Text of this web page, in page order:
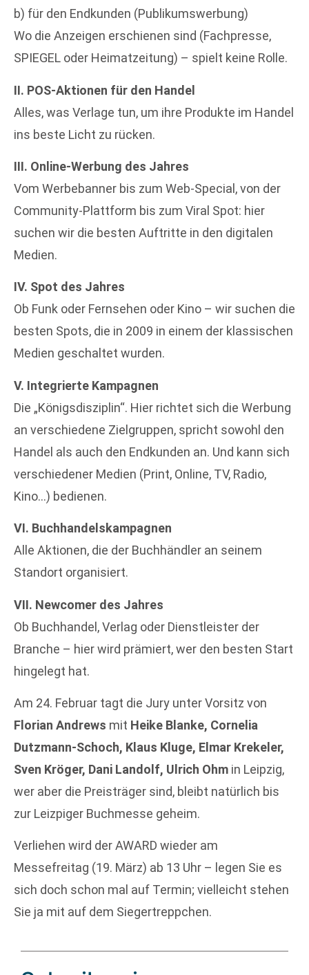
b) für den Endkunden (Publikumswerbung)
Wo die Anzeigen erschienen sind (Fachpresse,
SPIEGEL oder Heimatzeitung) – spielt keine Rolle.
II. POS-Aktionen für den Handel
Alles, was Verlage tun, um ihre Produkte im Handel
ins beste Licht zu rücken.
III. Online-Werbung des Jahres
Vom Werbebanner bis zum Web-Special, von der
Community-Plattform bis zum Viral Spot: hier
suchen wir die besten Auftritte in den digitalen
Medien.
IV. Spot des Jahres
Ob Funk oder Fernsehen oder Kino – wir suchen die
besten Spots, die in 2009 in einem der klassischen
Medien geschaltet wurden.
V. Integrierte Kampagnen
Die „Königsdisziplin“. Hier richtet sich die Werbung
an verschiedene Zielgruppen, spricht sowohl den
Handel als auch den Endkunden an. Und kann sich
verschiedener Medien (Print, Online, TV, Radio,
Kino…) bedienen.
VI. Buchhandelskampagnen
Alle Aktionen, die der Buchhändler an seinem
Standort organisiert.
VII. Newcomer des Jahres
Ob Buchhandel, Verlag oder Dienstleister der
Branche – hier wird prämiert, wer den besten Start
hingelegt hat.
Am 24. Februar tagt die Jury unter Vorsitz von
Florian Andrews mit Heike Blanke, Cornelia
Dutzmann-Schoch, Klaus Kluge, Elmar Krekeler,
Sven Kröger, Dani Landolf, Ulrich Ohm in Leipzig,
wer aber die Preisträger sind, bleibt natürlich bis
zur Leizpiger Buchmesse geheim.
Verliehen wird der AWARD wieder am
Messefreitag (19. März) ab 13 Uhr – legen Sie es
sich doch schon mal auf Termin; vielleicht stehen
Sie ja mit auf dem Siegertreppchen.